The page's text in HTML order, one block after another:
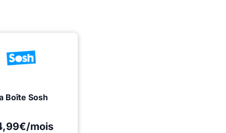
Boîte Sosh
mois